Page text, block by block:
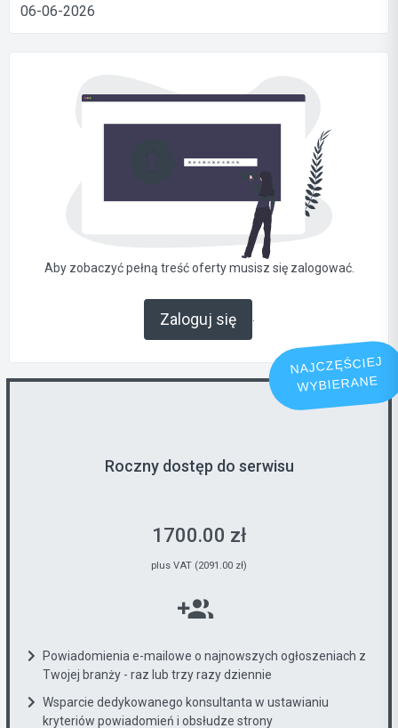
06-06-2026
Aby zobaczyć pełną treść oferty musisz się zalogować.
Zaloguj się .
NAJCZĘŚCIEJ
WYBIERANE
Roczny dostęp do serwisu
1700.00 zł
plus VAT (2091.00 zł)
Powiadomienia e-mailowe o najnowszych ogłoszeniach z
Twojej branży - raz lub trzy razy dziennie
Wsparcie dedykowanego konsultanta w ustawianiu
kryteriów powiadomień i obsłudze strony